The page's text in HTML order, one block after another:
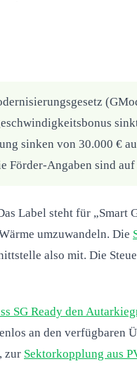
sinken von 30.000 €
Förder-Angaben sind
Label steht für „Smart
umzuwandeln. Die
also mit. Die
SG Ready den
an den verfügbaren
, zur Sektorkopplung aus